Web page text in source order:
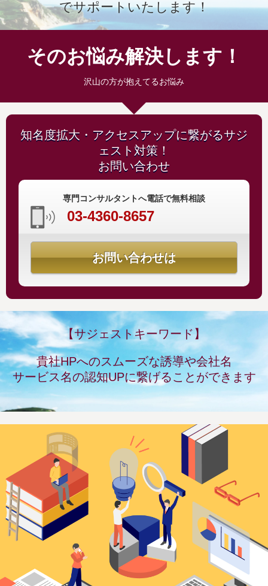
でサポートいたします！
そのお悩み解決します！
沢山の方が抱えてるお悩み
知名度拡大・アクセスアップに繋がるサジ
ェスト対策！
お問い合わせ
専門コンサルタントへ電話で無料相談
03-4360-8657
お問い合わせは
【サジェストキーワード】
貴社HPへのスムーズな誘導や会社名
サービス名の認知UPに繋げることができます